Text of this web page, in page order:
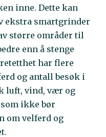
inne. Dette kan
ekstra smartgrinder
større områder til
enn å stenge
har flere
og antall besøk i
luft, vind, vær og
ikke bør
om velferd og